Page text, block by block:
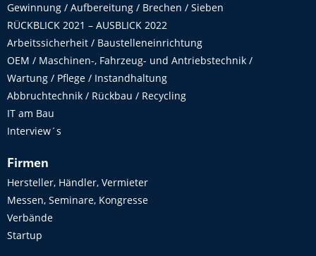
Gewinnung / Aufbereitung / Brechen / Sieben
RÜCKBLICK 2021 – AUSBLICK 2022
Arbeitssicherheit / Baustelleneinrichtung
OEM / Maschinen-, Fahrzeug- und Antriebstechnik /
Wartung / Pflege / Instandhaltung
Abbruchtechnik / Rückbau / Recycling
IT am Bau
Interview´s
Firmen
Hersteller, Händler, Vermieter
Messen, Seminare, Kongresse
Verbände
Startup